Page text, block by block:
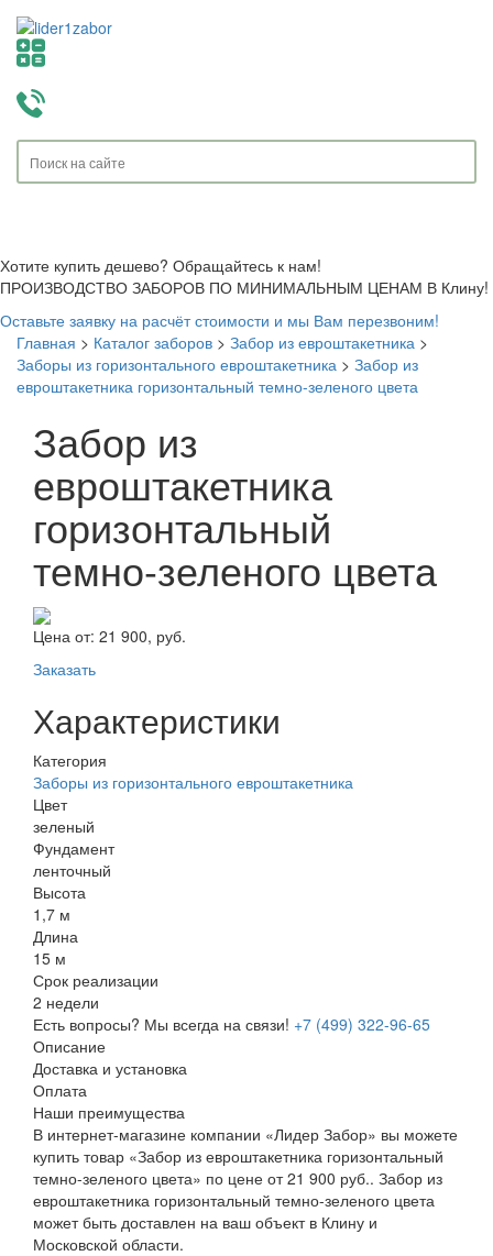
Хотите купить дешево? Обращайтесь к нам!
ПРОИЗВОДСТВО ЗАБОРОВ ПО МИНИМАЛЬНЫМ ЦЕНАМ В Клину!
Оставьте заявку на расчёт стоимости и мы Вам перезвоним!
Главная > Каталог заборов > Забор из евроштакетника >
Заборы из горизонтального евроштакетника > Забор из
евроштакетника горизонтальный темно-зеленого цвета
Забор из
евроштакетника
горизонтальный
темно-зеленого цвета
Цена от: 21 900, руб.
Заказать
Характеристики
Категория
Заборы из горизонтального евроштакетника
Цвет
зеленый
Фундамент
ленточный
Высота
1,7 м
Длина
15 м
Срок реализации
2 недели
Есть вопросы? Мы всегда на связи! +7 (499) 322-96-65
Описание
Доставка и установка
Оплата
Наши преимущества
В интернет-магазине компании «Лидер Забор» вы можете
купить товар «Забор из евроштакетника горизонтальный
темно-зеленого цвета» по цене от 21 900 руб.. Забор из
евроштакетника горизонтальный темно-зеленого цвета
может быть доставлен на ваш объект в Клину и
Московской области.